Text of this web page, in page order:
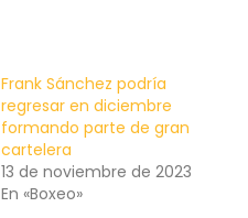
Frank Sánchez podría
regresar en diciembre
formando parte de gran
cartelera
13 de noviembre de 2023
En «Boxeo»